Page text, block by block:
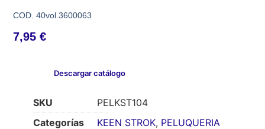
COD. 40vol.3600063
7,95€
Descargar catálogo
SKU
PELKST104
Categorías
KEEN STROK, PELUQUERIA